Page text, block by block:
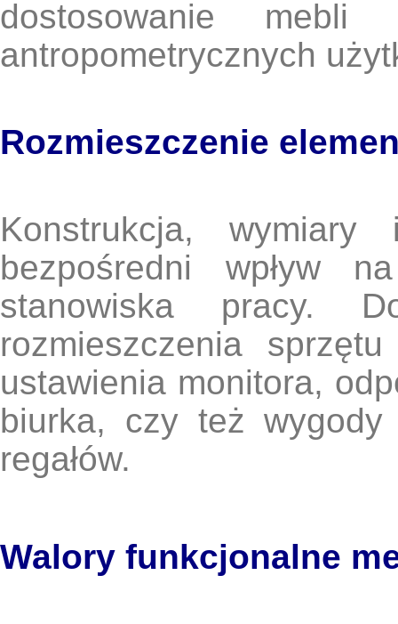
dostosowanie
antropometrycznych
Rozmieszczenie
Konstrukcja,
bezpośredni wpływ
stanowiska pracy.
rozmieszczenia
ustawienia monitora,
biurka, czy też
regałów.
Walory funkcjonalne